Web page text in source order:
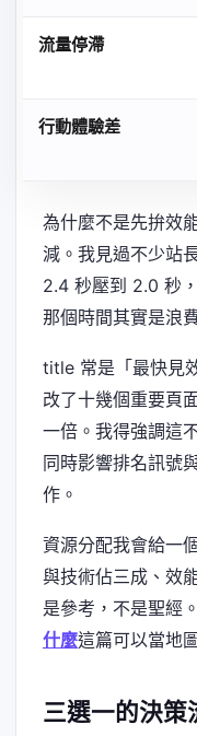
流量停滯
行動體驗差
為什麼不是先拚效
減。我見過不少站
2.4 秒壓到 2.0 秒
那個時間其實是浪
title 常是「最快見
改了十幾個重要頁
一倍。我得強調這
同時影響排名訊號
作。
資源分配我會給一
與技術佔三成、效
是參考，不是聖經
什麼這篇可以當地
三選一的決策